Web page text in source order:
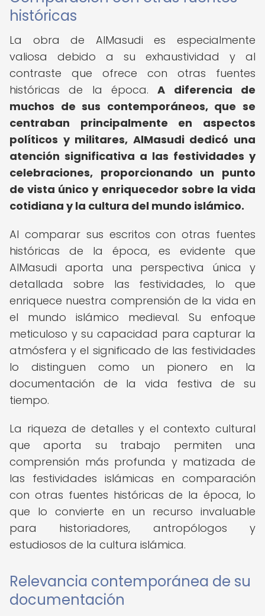
históricas
La obra de AlMasudi es especialmente
valiosa debido a su exhaustividad y al
contraste que ofrece con otras fuentes
históricas de la época.A diferencia de
muchos de sus contemporáneos, que se
centraban principalmente en aspectos
políticos y militares, AlMasudi dedicó una
atención significativa a las festividades y
celebraciones, proporcionando un punto
de vista único y enriquecedor sobre la vida
cotidiana y la cultura del mundo islámico.
Al comparar sus escritos con otras fuentes
históricas de la época, es evidente que
AlMasudi aporta una perspectiva única y
detallada sobre las festividades, lo que
enriquece nuestra comprensión de la vida en
el mundo islámico medieval. Su enfoque
meticuloso y su capacidad para capturar la
atmósfera y el significado de las festividades
lo distinguen como un pionero en la
documentación de la vida festiva de su
tiempo.
La riqueza de detalles y el contexto cultural
que aporta su trabajo permiten una
comprensión más profunda y matizada de
las festividades islámicas en comparación
con otras fuentes históricas de la época, lo
que lo convierte en un recurso invaluable
para historiadores, antropólogos y
estudiosos de la cultura islámica.
Relevancia contemporánea de su
documentación